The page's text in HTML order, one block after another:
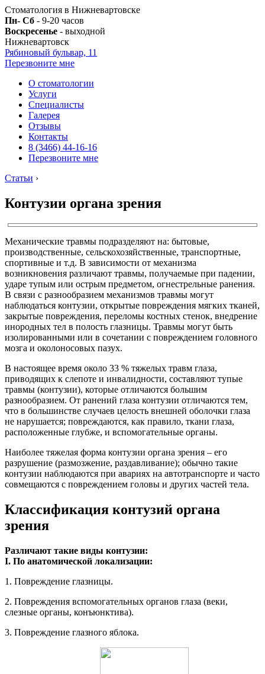
Стоматология в Нижневартовске
Пн- Сб - 9-20 часов
Воскресенье - выходной
Нижневартовск
Рябиновый бульвар, 11
Перезвоните мне
О стоматологии
Услуги
Специалисты
Галерея
Отзывы
Контакты
8 (3466) 44-16-16
Перезвоните мне
Статьи ›
Контузии органа зрения
Механические травмы подразделяют на: бытовые,
производственные, сельскохозяйственные, транспортные,
спортивные и т.д. В зависимости от механизма
возникновения различают травмы, получаемые при падении,
ударе тупым или острым предметом, огнестрельные ранения.
В связи с разнообразием механизмов травмы могут
наблюдаться контузии, открытые повреждения мягких тканей,
закрытые повреждения, переломы костных стенок, внедрение
инородных тел в полость глазницы. Травмы могут быть
изолированными или в сочетании с повреждением головного
мозга и околоносовых пазух.
В настоящее время около 33 % тяжелых травм глаза,
приводящих к слепоте и инвалидности, составляют тупые
травмы (контузии), которые отличаются большим
разнообразием. От ранений глаза контузии отличаются тем,
что в большинстве случаев целость внешней оболочки глаза
не нарушается; повреждаются, как правило, ткани глаза,
расположенные глубже, и вспомогательные органы.
Наиболее тяжелая форма контузии органа зрения – его
разрушение (размозжение, раздавливание); обычно такие
контузии наблюдаются при авариях на автотранспорте и часто
совмещаются с повреждением головы и других частей тела.
Классификация контузий органа
зрения
Различают такие виды контузии:
I. По анатомической локализации:
1. Повреждение глазницы.
2. Повреждения вспомогательных органов глаза (веки,
слезные органы, конъюнктива).
3. Повреждение глазного яблока.